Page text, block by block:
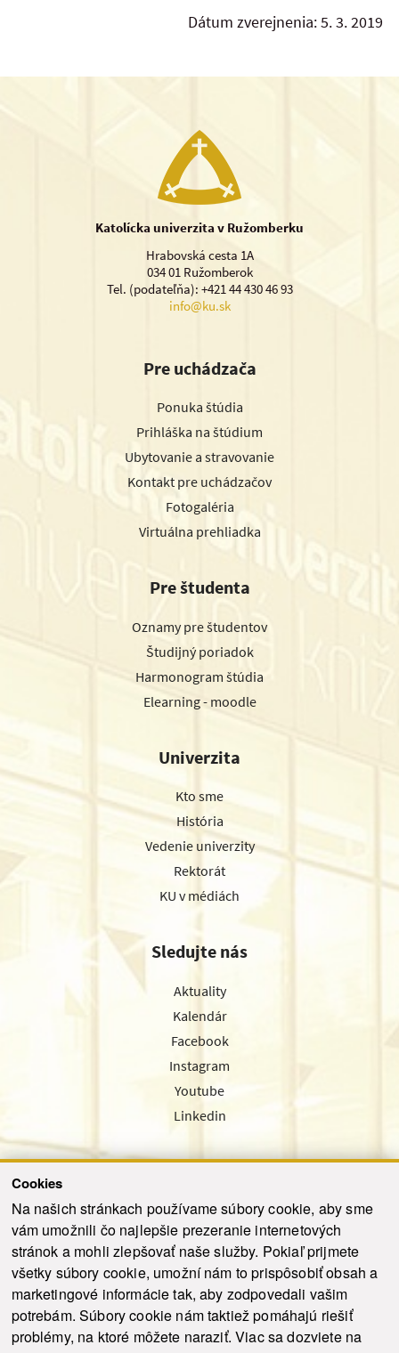
Cookies
Na našich stránkach používame súbory cookie, aby sme
vám umožnili čo najlepšie prezeranie internetových
stránok a mohli zlepšovať naše služby. Pokiaľ prijmete
všetky súbory cookie, umožní nám to prispôsobiť obsah a
marketingové informácie tak, aby zodpovedali vašim
potrebám. Súbory cookie nám taktiež pomáhajú riešiť
problémy, na ktoré môžete naraziť. Viac sa dozviete na
Dátum zverejnenia: 5. 3. 2019
Katolícka univerzita v Ružomberku
Hrabovská cesta 1A
034 01 Ružomberok
Tel. (podateľňa): +421 44 430 46 93
info@ku.sk
Pre uchádzača
Ponuka štúdia
Prihláška na štúdium
Ubytovanie a stravovanie
Kontakt pre uchádzačov
Fotogaléria
Virtuálna prehliadka
Pre študenta
Oznamy pre študentov
Študijný poriadok
Harmonogram štúdia
Elearning - moodle
Univerzita
Kto sme
História
Vedenie univerzity
Rektorát
KU v médiách
Sledujte nás
Aktuality
Kalendár
Facebook
Instagram
Youtube
Linkedin
Odoslať